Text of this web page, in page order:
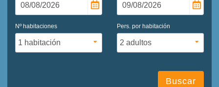
Nº habitaciones Pers. por habitación
Buscar